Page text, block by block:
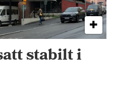
stabilt i